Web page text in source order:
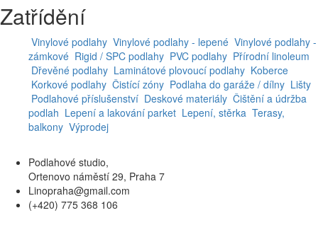
Zatřídění
Vinylové podlahy Vinylové podlahy - lepené Vinylové podlahy -
zámkové Rigid / SPC podlahy PVC podlahy Přírodní linoleum
Dřevěné podlahy Laminátové plovoucí podlahy Koberce
Korkové podlahy Čistící zóny Podlaha do garáže / dílny Lišty
Podlahové příslušenství Deskové materiály Čištění a údržba
podlah Lepení a lakování parket Lepení, stěrka Terasy,
balkony Výprodej
Podlahové studio,
Ortenovo náměstí 29, Praha 7
Linopraha@gmail.com
(+420) 775 368 106